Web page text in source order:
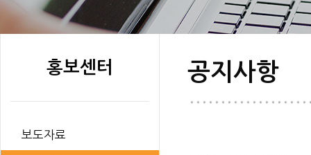
홍보센터
보도자료
공지사항